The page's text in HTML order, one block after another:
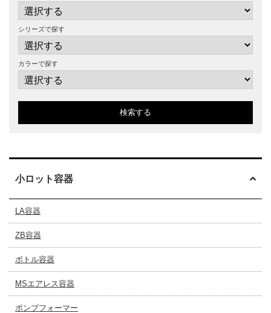
シリーズで探す
カラーで探す
検索する
小ロット容器
LA容器
ZB容器
ボトル容器
MSエアレス容器
ポンプフォーマー